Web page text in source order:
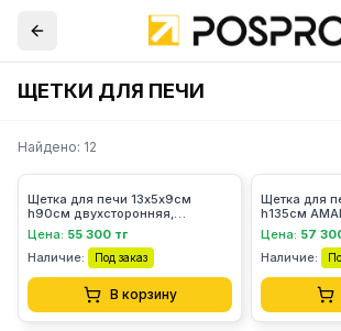
ЩЕТКИ ДЛЯ ПЕЧИ
Найдено: 12
Щетка для печи 13х5х9см
h90см двухсторонняя,
нерж.сталь/латунь 259/1
Цена: 55 300 тг
Наличие:
Под заказ
В корзину
Щетка для
h135см
Цена: 57
Наличие: